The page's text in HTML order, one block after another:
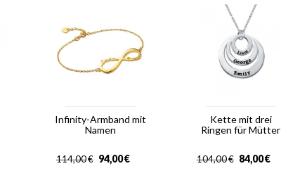
Infinity-Armband mit
Namen
€
114,00 €
94,00
Kette mit drei
Ringen für Mütter
€
104,00 €
84,00